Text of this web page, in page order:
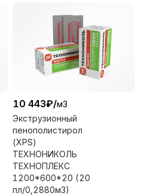
10 443₽/м3
Экструзионный
пенополистирол
(XPS)
ТЕХНОНИКОЛЬ
ТЕХНОПЛЕКС
1200*600*20 (20
пл/0,2880м3)